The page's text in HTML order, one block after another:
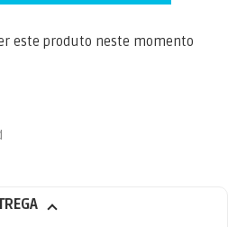
este produto neste momento